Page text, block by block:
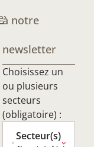
à notre
newsletter
Choisissez un
ou plusieurs
secteurs
(obligatoire) :
Secteur(s)